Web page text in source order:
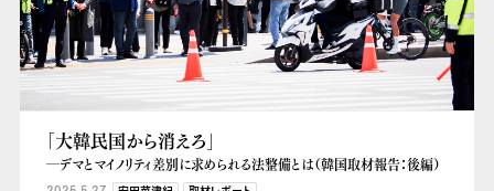
「大韓民国から消えろ」
―デマとマイノリティ差別に求められる法整備とは（韓国取材報告：後編）